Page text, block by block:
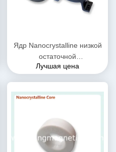
Ядр Nanocrystalline низкой
остаточной
намагниченности мягкое
Лучшая цена